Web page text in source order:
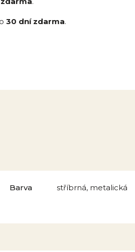
30 dní zdarma.
Barva stříbrná, metalická